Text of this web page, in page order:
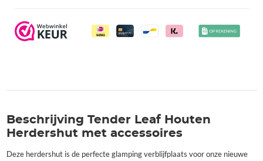
Beschrijving Tender Leaf Houten
Herdershut met accessoires
Deze herdershut is de perfecte glamping verblijfplaats voor onze nieuwe